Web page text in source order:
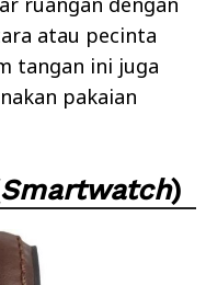
atau pecinta
tangan ini juga
pakaian
Smartwatch)